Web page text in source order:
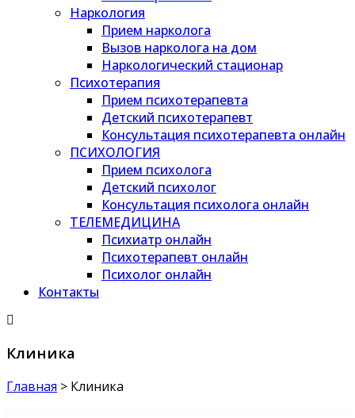
Наркология
Прием нарколога
Вызов нарколога на дом
Наркологический стационар
Психотерапия
Прием психотерапевта
Детский психотерапевт
Консультация психотерапевта онлайн
ПСИХОЛОГИЯ
Прием психолога
Детский психолог
Консультация психолога онлайн
ТЕЛЕМЕДИЦИНА
Психиатр онлайн
Психотерапевт онлайн
Психолог онлайн
Контакты
Клиника
Главная > Клиника